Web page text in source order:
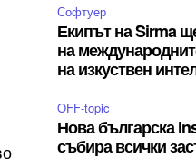
Софтуер
Екипът на Sirma
на
на изкуствен
OFF-topic
Нова българска
събира всички